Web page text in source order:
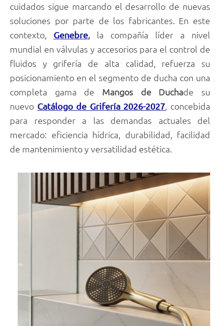
cuidados sigue marcando el desarrollo de nuevas
soluciones por parte de los fabricantes. En este
contexto, Genebre, la compañía líder a nivel
mundial en válvulas y accesorios para el control de
fluidos y grifería de alta calidad, refuerza su
posicionamiento en el segmento de ducha con una
completa gama de Mangos de Duchade su
nuevo Catálogo de Grifería 2026-2027, concebida
para responder a las demandas actuales del
mercado: eficiencia hídrica, durabilidad, facilidad
de mantenimiento y versatilidad estética.